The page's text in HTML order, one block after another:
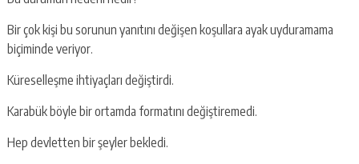
Bir çok kişi bu sorunun yanıtını değişen koşullara ayak uyduramama
biçiminde veriyor.
Küreselleşme ihtiyaçları değiştirdi.
Karabük böyle bir ortamda formatını değiştiremedi.
Hep devletten bir şeyler bekledi.